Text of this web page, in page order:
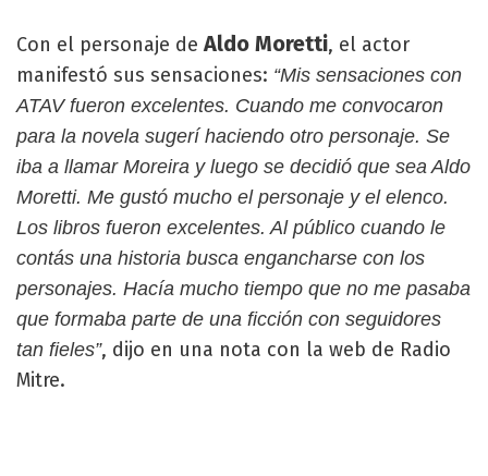
Con el personaje de Aldo Moretti, el actor
manifestó sus sensaciones: “Mis sensaciones con
ATAV fueron excelentes. Cuando me convocaron
para la novela sugerí haciendo otro personaje. Se
iba a llamar Moreira y luego se decidió que sea Aldo
Moretti. Me gustó mucho el personaje y el elenco.
Los libros fueron excelentes. Al público cuando le
contás una historia busca engancharse con los
personajes. Hacía mucho tiempo que no me pasaba
que formaba parte de una ficción con seguidores
tan fieles”, dijo en una nota con la web de Radio
Mitre.